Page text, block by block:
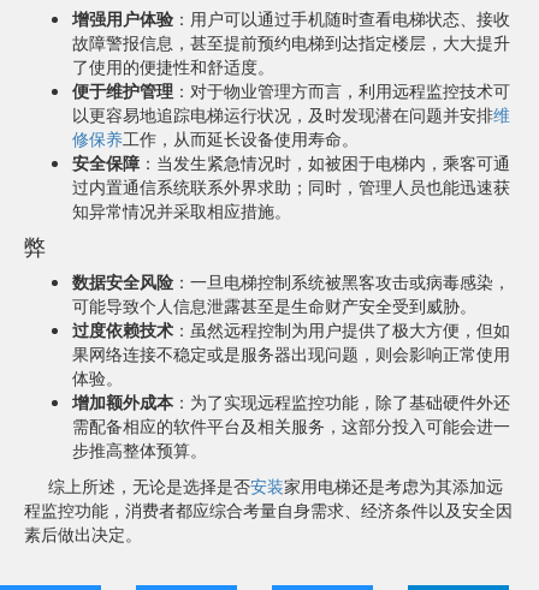
增强用户体验 ：用户可以通过手机随时查看电梯状态、接收
故障警报信息，甚至提前预约电梯到达指定楼层，大大提升
了使用的便捷性和舒适度。
便于维护管理 ：对于物业管理方而言，利用远程监控技术可
以更容易地追踪电梯运行状况，及时发现潜在问题并安排维
修保养工作，从而延长设备使用寿命。
安全保障 ：当发生紧急情况时，如被困于电梯内，乘客可通
过内置通信系统联系外界求助；同时，管理人员也能迅速获
知异常情况并采取相应措施。
弊
数据安全风险 ：一旦电梯控制系统被黑客攻击或病毒感染，
可能导致个人信息泄露甚至是生命财产安全受到威胁。
过度依赖技术 ：虽然远程控制为用户提供了极大方便，但如
果网络连接不稳定或是服务器出现问题，则会影响正常使用
体验。
增加额外成本 ：为了实现远程监控功能，除了基础硬件外还
需配备相应的软件平台及相关服务，这部分投入可能会进一
步推高整体预算。
综上所述，无论是选择是否安装家用电梯还是考虑为其添加远
程监控功能，消费者都应综合考量自身需求、经济条件以及安全因
素后做出决定。